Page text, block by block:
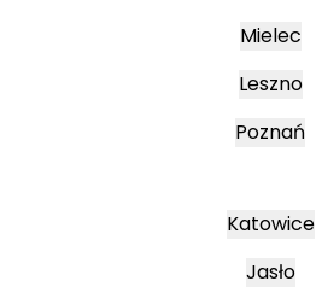
Mielec
Leszno
Poznań
Katowice
Jasło